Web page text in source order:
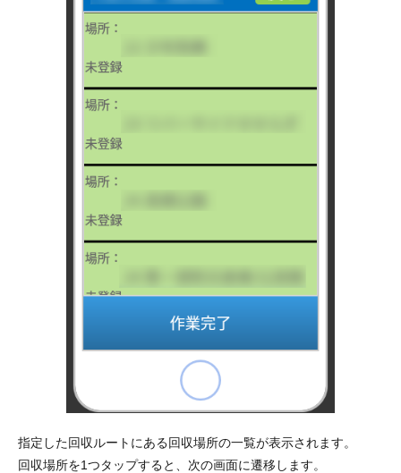
指定した回収ルートにある回収場所の一覧が表示されます。
回収場所を1つタップすると、次の画面に遷移します。